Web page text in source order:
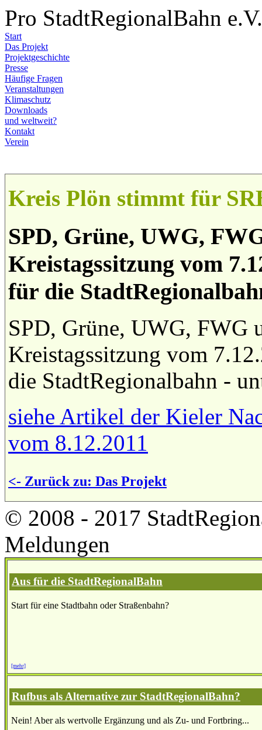
Pro StadtRegionalBahn e.V.
Start
Das Projekt
Projektgeschichte
Presse
Häufige Fragen
Veranstaltungen
Klimaschutz
Downloads
und weltweit?
Kontakt
Verein
Kreis Plön stimmt für
SPD, Grüne, UWG,
Kreistagssitzung vom
für die
SPD, Grüne, UWG, FWG
Kreistagssitzung vom
die StadtRegionalbahn -
siehe Artikel der Kieler
vom 8.12.2011
<- Zurück zu: Das Projekt
© 2008 - 2017
Meldungen
Aus für die StadtRegionalBahn
Start für eine Stadtbahn oder Straßenbahn?
[mehr]
Rufbus als Alternative zur StadtRegionalBahn?
Nein! Aber als wertvolle Ergänzung und als Zu- und Fortbring...